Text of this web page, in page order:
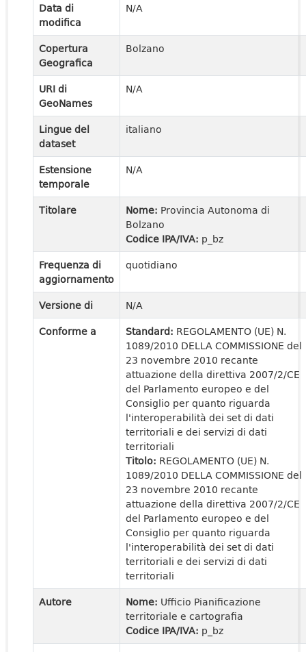
Data di
modifica
N/A
Copertura
Geografica
Bolzano
URI di
GeoNames
N/A
Lingue del
dataset
italiano
Estensione
temporale
N/A
Titolare Nome: Provincia Autonoma di
Bolzano
Codice IPA/IVA: p_bz
Frequenza di
aggiornamento
quotidiano
Versione di
N/A
Conforme a
Standard: REGOLAMENTO (UE) N.
1089/2010 DELLA COMMISSIONE del
23 novembre 2010 recante
attuazione della direttiva 2007/2/CE
del Parlamento europeo e del
Consiglio per quanto riguarda
l'interoperabilità dei set di dati
territoriali e dei servizi di dati
territoriali
Titolo: REGOLAMENTO (UE) N.
1089/2010 DELLA COMMISSIONE del
23 novembre 2010 recante
attuazione della direttiva 2007/2/CE
del Parlamento europeo e del
Consiglio per quanto riguarda
l'interoperabilità dei set di dati
territoriali e dei servizi di dati
territoriali
Autore
Nome: Ufficio Pianificazione
territoriale e cartografia
Codice IPA/IVA: p_bz